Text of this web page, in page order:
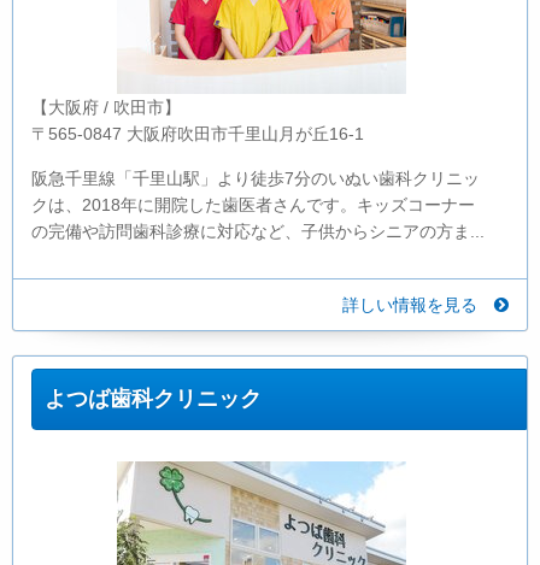
【大阪府 / 吹田市】
〒565-0847 大阪府吹田市千里山月が丘16-1
阪急千里線「千里山駅」より徒歩7分のいぬい歯科クリニッ
クは、2018年に開院した歯医者さんです。キッズコーナー
の完備や訪問歯科診療に対応など、子供からシニアの方ま...
詳しい情報を見る
よつば歯科クリニック